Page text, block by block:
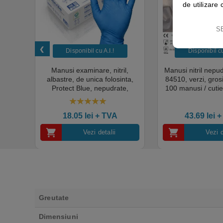
Disponibil cu A.I.​!
Manusi examinare, nitril,
albastre, de unica folosinta,
Protect Blue, nepudrate,
100buc / cutie pentru medical,
HoReCa, saloane si domeniul
industrial, calitate premium
18.05 lei+ TVA
Vezi detalii
Disponibil
Manusi nitril
84510, verzi,
100 manusi /
43.69 lei +
Vezi
Greutate
Dimensiuni
de utilizare